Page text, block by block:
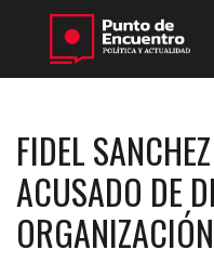
FIDEL
ACUSADO DE